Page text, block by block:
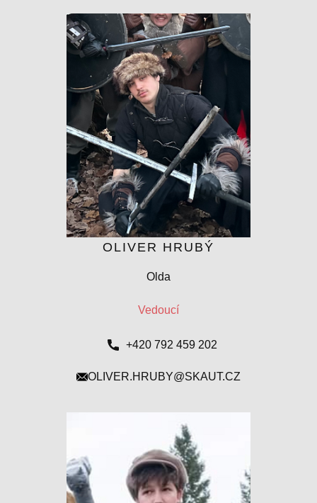
OLIVER HRUBÝ
Olda
Vedoucí
+420 792 459 202
OLIVER.HRUBY@SKAUT.CZ